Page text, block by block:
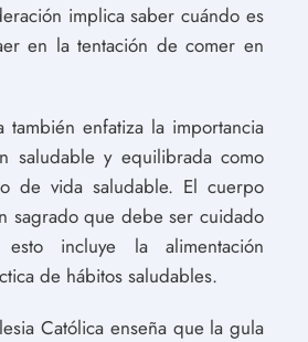
implica saber cuándo es
en la tentación de comer en
también enfatiza la importancia
saludable y equilibrada como
de vida saludable. El cuerpo
sagrado que debe ser cuidado
incluye la alimentación
de hábitos saludables.
Católica enseña que la gula